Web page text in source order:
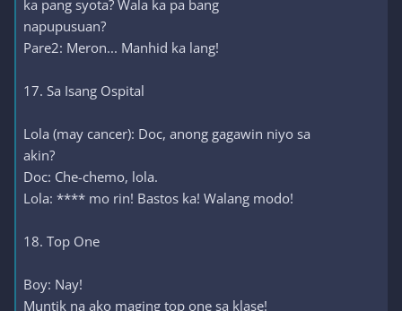
ka pang syota? Wala ka pa bang
napupusuan?
Pare2: Meron... Manhid ka lang!
17. Sa Isang Ospital
Lola (may cancer): Doc, anong gagawin niyo sa
akin?
Doc: Che-chemo, lola.
Lola: **** mo rin! Bastos ka! Walang modo!
18. Top One
Boy: Nay!
Muntik na ako maging top one sa klase!